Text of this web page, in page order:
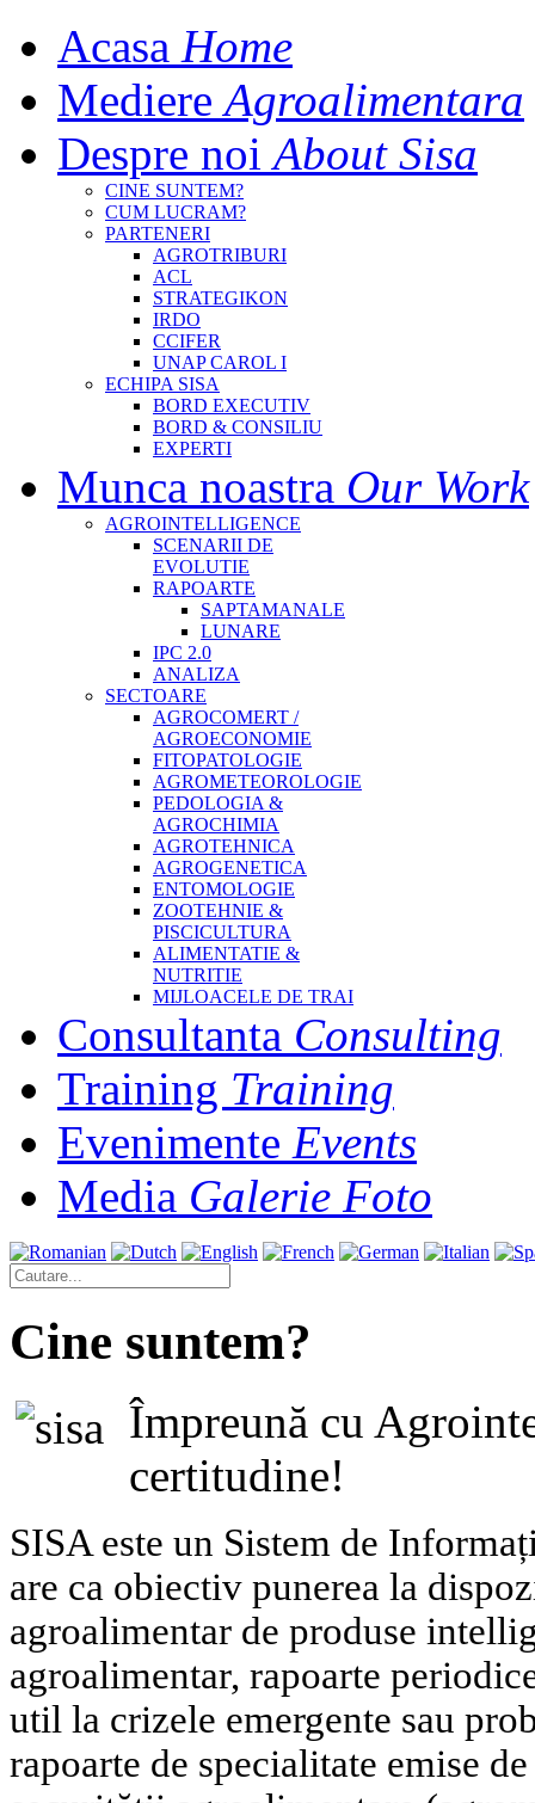
Acasa Home
MediereAgroalimentara
Despre noiAbout Sisa
CINE SUNTEM?
CUM LUCRAM?
PARTENERI
AGROTRIBURI
ACL
STRATEGIKON
IRDO
CCIFER
UNAP CAROL I
ECHIPA SISA
BORD EXECUTIV
BORD & CONSILIU
EXPERTI
Munca noastra Our Work
AGROINTELLIGENCE
SCENARII DE
EVOLUTIE
RAPOARTE
SAPTAMANALE
LUNARE
IPC 2.0
ANALIZA
SECTOARE
AGROCOMERT /
AGROECONOMIE
FITOPATOLOGIE
AGROMETEOROLOGIE
PEDOLOGIA &
AGROCHIMIA
AGROTEHNICA
AGROGENETICA
ENTOMOLOGIE
ZOOTEHNIE &
PISCICULTURA
ALIMENTATIE &
NUTRITIE
MIJLOACELE DE TRAI
Consultanta Consulting
Training Training
Evenimente Events
Media Galerie Foto
Cine suntem?
Împreună cu
certitudine!
SISA este un Sistem de
are ca obiectiv punerea la
agroalimentar de produse
agroalimentar, rapoarte
util la crizele emergente sau
rapoarte de specialitate emise